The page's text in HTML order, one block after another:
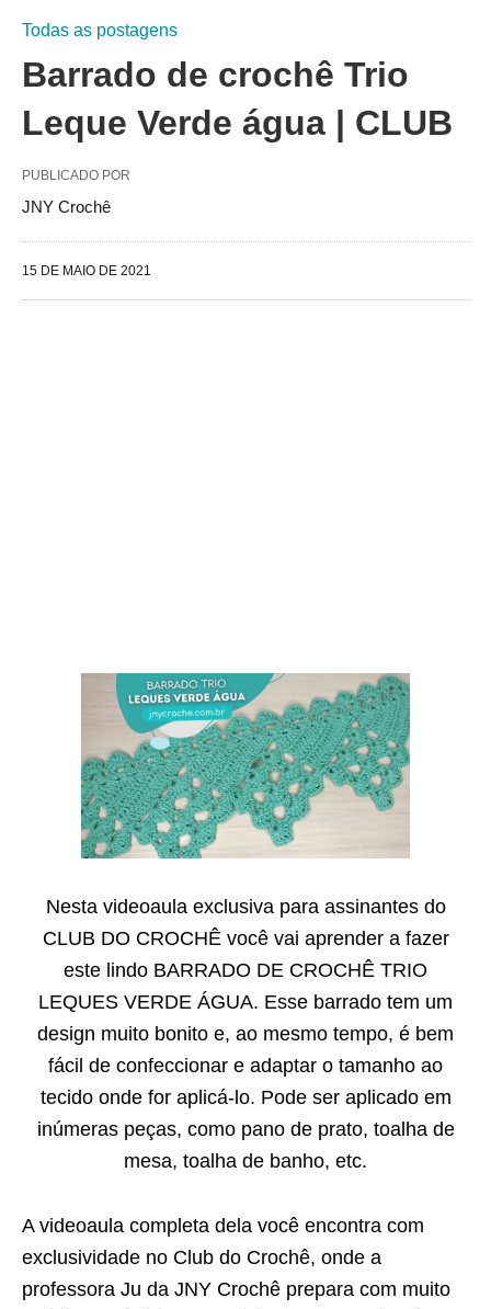
Todas as postagens
Barrado de crochê Trio
Leque Verde água | CLUB
PUBLICADO POR
JNY Crochê
15 DE MAIO DE 2021
Nesta videoaula exclusiva para assinantes do
CLUB DO CROCHÊ você vai aprender a fazer
este lindo BARRADO DE CROCHÊ TRIO
LEQUES VERDE ÁGUA. Esse barrado tem um
design muito bonito e, ao mesmo tempo, é bem
fácil de confeccionar e adaptar o tamanho ao
tecido onde for aplicá-lo. Pode ser aplicado em
inúmeras peças, como pano de prato, toalha de
mesa, toalha de banho, etc.
A videoaula completa dela você encontra com
exclusividade no Club do Crochê, onde a
professora Ju da JNY Crochê prepara com muito